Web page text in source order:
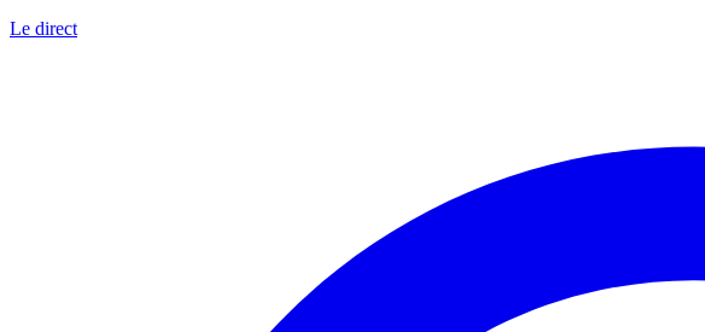
Le direct